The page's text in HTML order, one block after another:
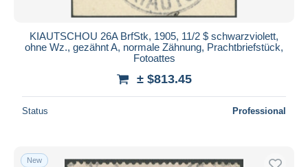
Maestro
Seller's residence
Entire world
KIAUTSCHOU 26A BrfStk, 1905, 11/2 $ schwarzviolett,
ohne Wz., gezähnt A, normale Zähnung, Prachtbriefstück,
Fotoattes
± $813.45
Status Professional
New